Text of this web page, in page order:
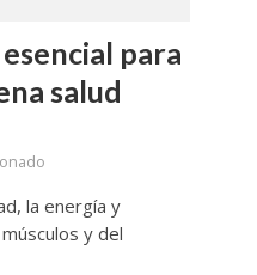
para
salud
la energía y
y del